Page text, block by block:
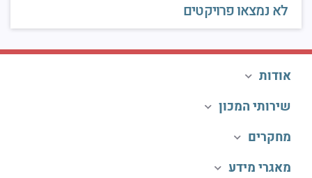
לא נמצאו פרויקטים
אודות
שירותי המכון
מחקרים
מאגרי מידע